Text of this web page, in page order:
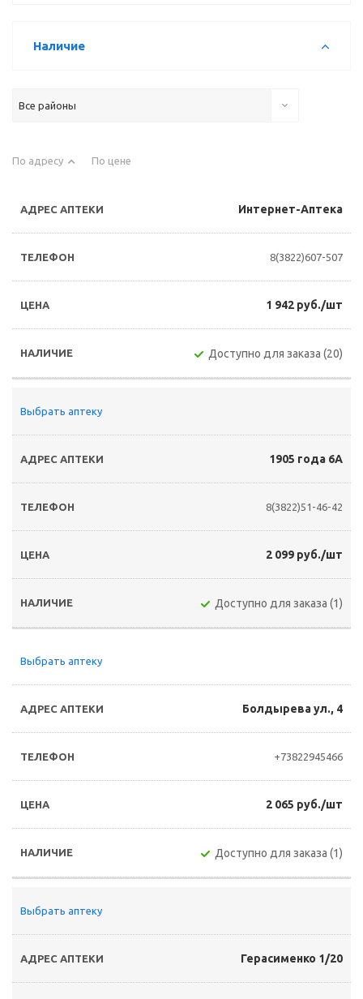
Наличие
Все районы
По адресу По цене
Интернет-Аптека
8(3822)607-507
1 942 руб./шт
Доступно для заказа (20)
Выбрать аптеку
1905 года 6А
8(3822)51-46-42
2 099 руб./шт
Доступно для заказа (1)
Выбрать аптеку
Болдырева ул., 4
+73822945466
2 065 руб./шт
Доступно для заказа (1)
Выбрать аптеку
Герасименко 1/20